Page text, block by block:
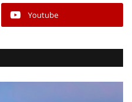
Youtube